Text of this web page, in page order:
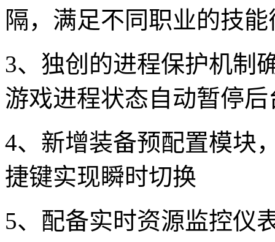
隔，满足不同职业的技
3、独创的进程保护机制
游戏进程状态自动暂停后
4、新增装备预配置模块
捷键实现瞬时切换
5、配备实时资源监控仪